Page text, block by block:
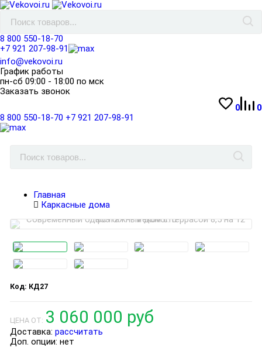
8 800 550-18-70
+7 921 207-98-91
info@vekovoi.ru
График работы
пн-сб 09:00 - 18:00 по мск
Заказать звонок
0
0
8 800 550-18-70 +7 921 207-98-91
Главная
Каркасные дома
КД27
ЦЕНА ОТ: 3 060 000 руб
Доставка: рассчитать
Доп. опции: нет